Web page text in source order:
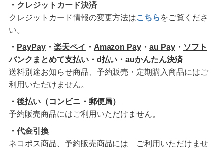
・クレジットカード決済
クレジットカード情報の変更方法はこちら をご覧くださ
い。
・ PayPay・ 楽天ペイ ・ Amazon Pay・ au Pay・ ソフト
バンクまとめて支払い・ d払い・ auかんたん決済
送料別途お知らせ商品、予約販売・定期購入商品にはご
利用いただけません。
・ 後払い（コンビニ・郵便局）
予約販売商品にはご利用いただけません。
・代金引換
ネコポス商品、予約販売商品には ご利用いただけませ